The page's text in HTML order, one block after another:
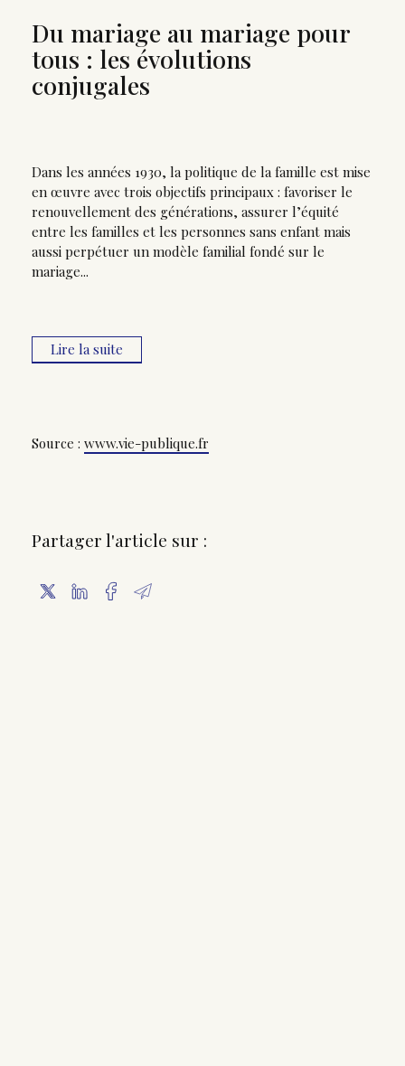
Du mariage au mariage pour
tous : les évolutions
conjugales
Source : www.vie-publique.fr
Dans les années 1930, la politique de la famille est mise
en œuvre avec trois objectifs principaux : favoriser le
renouvellement des générations, assurer l’équité
entre les familles et les personnes sans enfant mais
aussi perpétuer un modèle familial fondé sur le
mariage...
Lire la suite